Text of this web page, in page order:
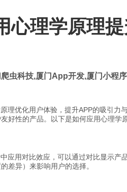
心理学原理
爬虫科技,厦门 App开发,厦门小程
理优化用户体验，提升APP的吸引
好性的产品。以下是如何应用心理学
应用对比效应，可以通过对比显示
差异）来影响用户的选择。